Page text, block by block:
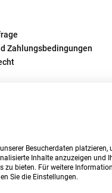
Zahlungsbedingungen
Mehrwertsteuer zzgl.
© 2026
Besucherdaten platzieren,
Inhalte anzuzeigen und
zu bieten. Für weitere
Sie die Einstellungen.